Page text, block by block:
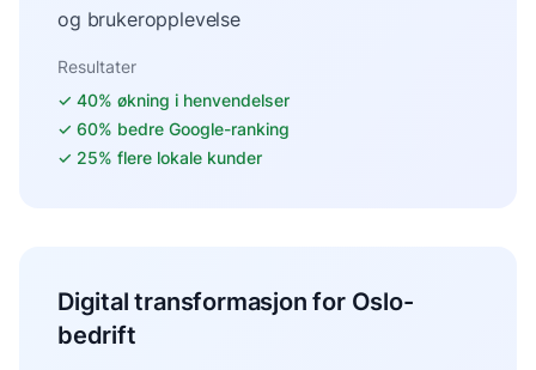
og brukeropplevelse
Resultater
✓ 40% økning i henvendelser
✓ 60% bedre Google-ranking
✓ 25% flere lokale kunder
Digital transformasjon for Oslo-
bedrift